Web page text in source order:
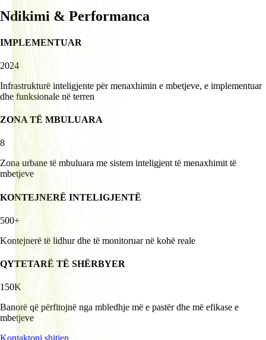
Ndikimi & Performanca
IMPLEMENTUAR
2024
Infrastrukturë inteligjente për menaxhimin e mbetjeve, e implementuar
dhe funksionale në terren
ZONA TË MBULUARA
8
Zona urbane të mbuluara me sistem inteligjent të menaxhimit të
mbetjeve
KONTEJNERË INTELIGJENTË
500+
Kontejnerë të lidhur dhe të monitoruar në kohë reale
QYTETARË TË SHËRBYER
150K
Banorë që përfitojnë nga mbledhje më e pastër dhe më efikase e
mbetjeve